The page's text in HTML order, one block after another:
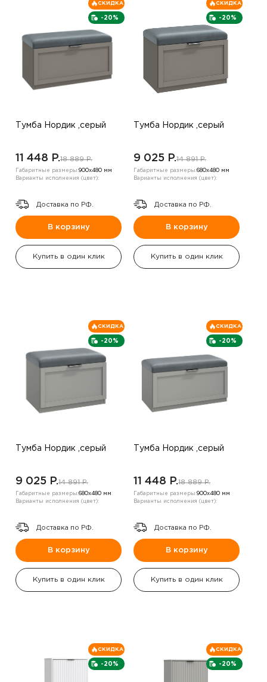
-20%
СКИДКА
Тумба Нордик ,серый
11 448 P.18 889 P.
Габаритные размеры:900х480 мм
Варианты исполнения (цвет):
Доставка по РФ.
В корзину
Купить в один клик
-20%
СКИДКА
Тумба Нордик ,серый
9 025 P.14 891 P.
Габаритные размеры:680х480 мм
Варианты исполнения (цвет):
Доставка по РФ.
В корзину
Купить в один клик
-20%
СКИДКА
Тумба Нордик ,серый
9 025 P.14 891 P.
Габаритные размеры:680х480 мм
Варианты исполнения (цвет):
Доставка по РФ.
В корзину
Купить в один клик
-20%
СКИДКА
Тумба Нордик ,серый
11 448 P.18 889 P.
Габаритные размеры:900х480 мм
Варианты исполнения (цвет):
Доставка по РФ.
В корзину
Купить в один клик
-20%
СКИДКА
-20%
СКИДКА